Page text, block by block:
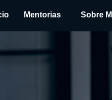
Mentorias Sobre